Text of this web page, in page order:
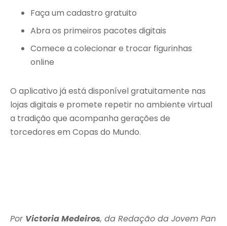
Faça um cadastro gratuito
Abra os primeiros pacotes digitais
Comece a colecionar e trocar figurinhas
online
O aplicativo já está disponível gratuitamente nas
lojas digitais e promete repetir no ambiente virtual
a tradição que acompanha gerações de
torcedores em Copas do Mundo.
Por Victoria Medeiros, da Redação da Jovem Pan